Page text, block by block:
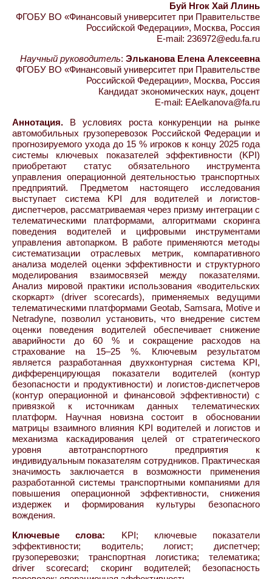
Буй Нгок Хай Ллинь
ФГОБУ ВО «Финансовый университет при Правительстве
Российской Федерации», Москва, Россия
E-mail: 236972@edu.fa.ru
Научный руководитель: Эльканова Елена Алексеевна
ФГОБУ ВО «Финансовый университет при Правительстве
Российской Федерации», Москва, Россия
Кандидат экономических наук, доцент
E-mail: EAelkanova@fa.ru
Аннотация. В условиях роста конкуренции на рынке
автомобильных грузоперевозок Российской Федерации и
прогнозируемого ухода до 15 % игроков к концу 2025 года
системы ключевых показателей эффективности (KPI)
приобретают статус обязательного инструмента
управления операционной деятельностью транспортных
предприятий. Предметом настоящего исследования
выступает система KPI для водителей и логистов-
диспетчеров, рассматриваемая через призму интеграции с
телематическими платформами, алгоритмами скоринга
поведения водителей и цифровыми инструментами
управления автопарком. В работе применяются методы
систематизации отраслевых метрик, компаративного
анализа моделей оценки эффективности и структурного
моделирования взаимосвязей между показателями.
Анализ мировой практики использования «водительских
скоркарт» (driver scorecards), применяемых ведущими
телематическими платформами Geotab, Samsara, Motive и
Netradyne, позволил установить, что внедрение систем
оценки поведения водителей обеспечивает снижение
аварийности до 60 % и сокращение расходов на
страхование на 15–25 %. Ключевым результатом
является разработанная двухконтурная система KPI,
дифференцирующая показатели водителей (контур
безопасности и продуктивности) и логистов-диспетчеров
(контур операционной и финансовой эффективности) с
привязкой к источникам данных телематических
платформ. Научная новизна состоит в обосновании
матрицы взаимного влияния KPI водителей и логистов и
механизма каскадирования целей от стратегического
уровня автотранспортного предприятия к
индивидуальным показателям сотрудников. Практическая
значимость заключается в возможности применения
разработанной системы транспортными компаниями для
повышения операционной эффективности, снижения
издержек и формирования культуры безопасного
вождения.
Ключевые слова: KPI; ключевые показатели
эффективности; водитель; логист; диспетчер;
грузоперевозки; транспортная логистика; телематика;
driver scorecard; скоринг водителей; безопасность